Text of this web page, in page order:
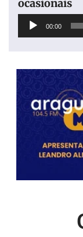
ocasionais
Tocador
00:00